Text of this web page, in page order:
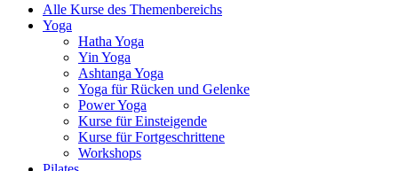
Alle Kurse des Themenbereichs
Yoga
Hatha Yoga
Yin Yoga
Ashtanga Yoga
Yoga für Rücken und Gelenke
Power Yoga
Kurse für Einsteigende
Kurse für Fortgeschrittene
Workshops